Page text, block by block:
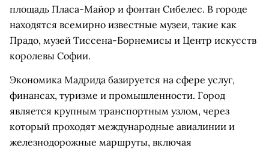
площадь Пласа-Майор и фонтан Сибелес. В городе
находятся всемирно известные музеи, такие как
Прадо, музей Тиссена-Борнемисы и Центр искусств
королевы Софии.
Экономика Мадрида базируется на сфере услуг,
финансах, туризме и промышленности. Город
является крупным транспортным узлом, через
который проходят международные авиалинии и
железнодорожные маршруты, включая